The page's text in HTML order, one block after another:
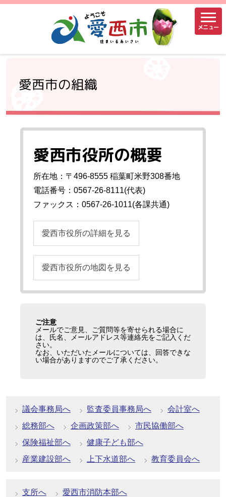
メニュー
愛西市の組織
愛西市役所の概要
所在地：〒496-8555 稲葉町米野308番地
電話番号：0567-26-8111(代表)
ファックス：0567-26-1011(各課共通)
愛西市役所の詳細を見る
愛西市役所の地図を見る
ご注意
メールでご意見、ご質問等を寄せられる場合に
は、氏名、メールアドレス等連絡先をご記入くだ
さい。
なお、いただいたメールについては、回答できな
い場合がありますのでご了承ください。
議会事務局へ 監査委員事務局へ
会計室へ
総務部へ
企画政策部へ
市民協働部へ
保険福祉部へ
健康子ども部へ
産業建設部へ
上下水道部へ 教育委員会へ
支所へ
愛西市消防本部へ